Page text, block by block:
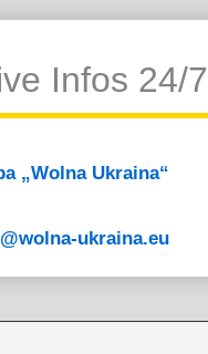
Infos 24/7
„Wolna Ukraina“
ukraina.eu